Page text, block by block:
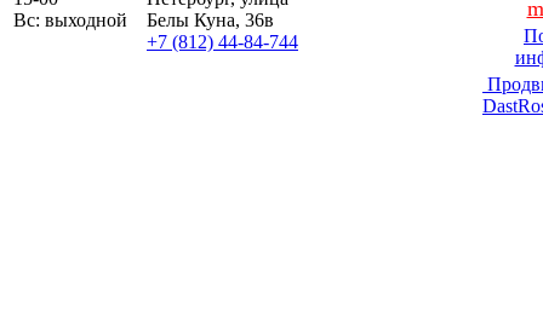
Вс: выходной
Белы Куна, 36в
+7 (812) 44-84-744